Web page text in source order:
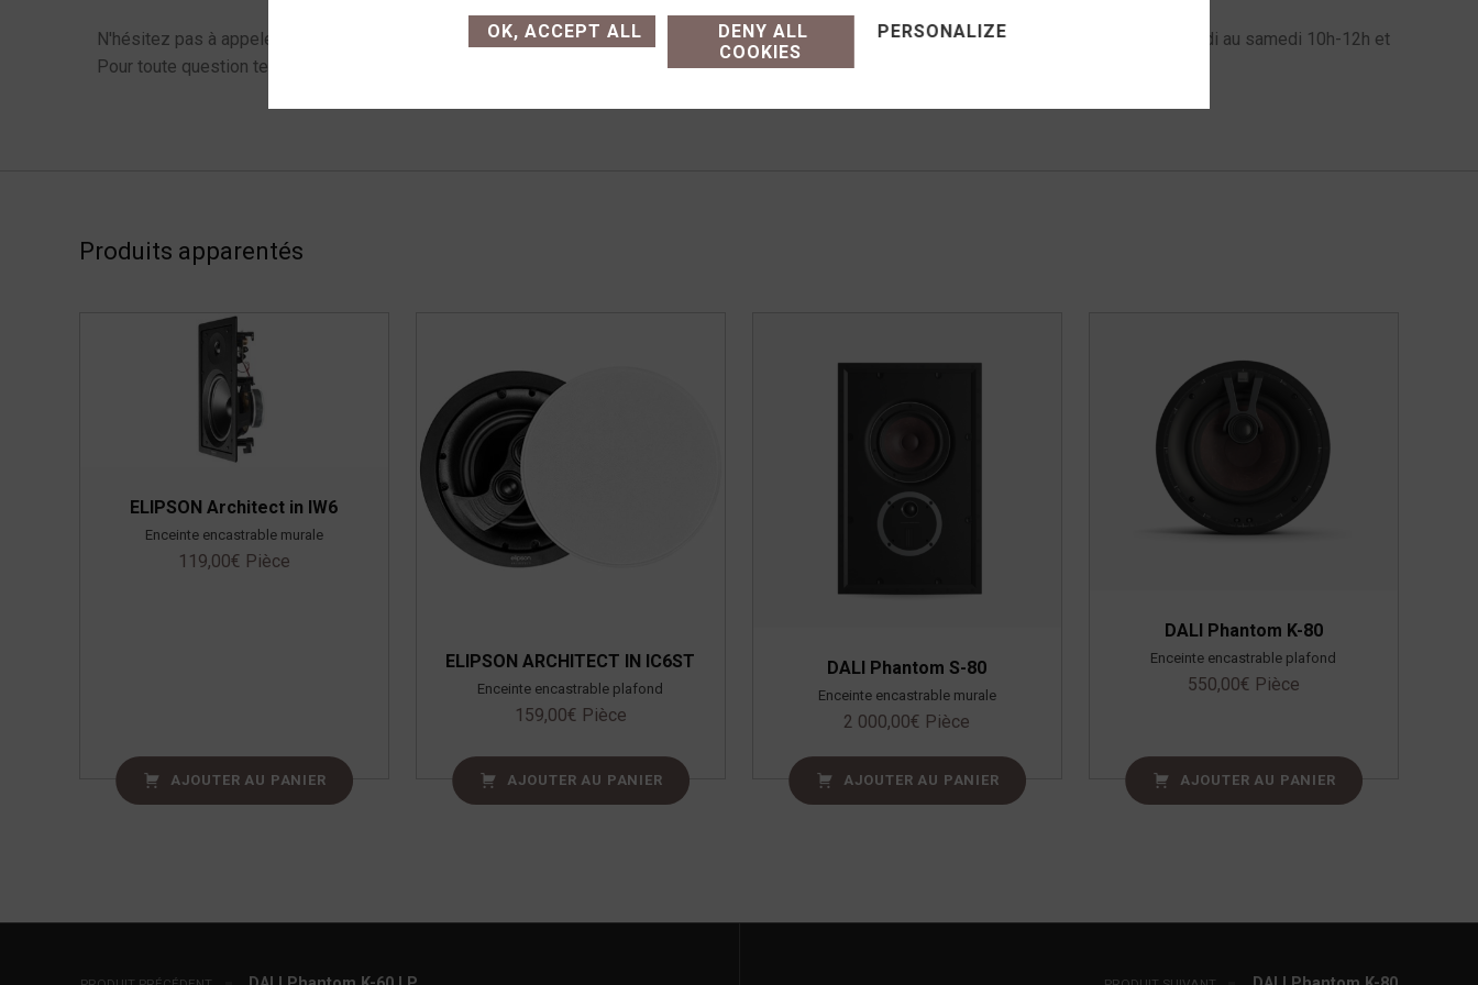
N'hésitez pas à appeler !
Pour toute question technique ou pour finaliser votre achat (modalités, livraison)
Commande sur simple appel au 06 72 61 60 98 du mardi au samedi 10h-12h et
14h-19h
Produits apparentés
ELIPSON Architect in IW6
Enceinte encastrable murale
119,00€ Pièce
AJOUTER AU PANIER
ELIPSON ARCHITECT IN IC6ST
Enceinte encastrable plafond
159,00€ Pièce
AJOUTER AU PANIER
DALI Phantom S-80
Enceinte encastrable murale
2 000,00€ Pièce
AJOUTER AU PANIER
DALI Phantom K-80
Enceinte encastrable plafond
550,00€ Pièce
AJOUTER AU PANIER
Navigation de l’article
OK, ACCEPT ALL
DENY ALL
COOKIES
PERSONALIZE